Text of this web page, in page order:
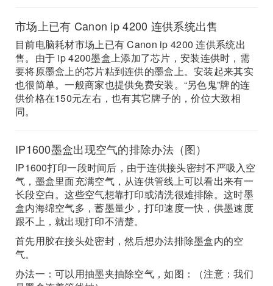
市场上已有 Canon ip 4200 连供系统出售
目前电脑耗材市场上已有 Canon ip 4200 连供系统出
售。由于 ip 4200墨盒上添加了芯片，安装连供时，需
要将原墨盒上的芯片粘到连供的墨盒上。安装起来其实
也很简单。一般商家也提供免费安装。“另色鬼”牌的连
供价格在150元左右，也有其它牌子的，价位大致相
同。
IP1600墨盒出现空气的排除办法（图）
IP1600打印一段时间后，由于连供接头密封不严吸入空
气，墨盒里面充满空气，从连供管线上可以看出来有一
长段空白。这些空气想靠打印或清洗很难排除。这时墨
盒内海绵空气多，蓄墨量少，打印速度一快，供墨速度
跟不上，就出现打印不清楚。
首先用胶在接头处密封，然后想办法排除墨盒内的空
气。
办法一：可以用抽墨夹抽除空气，如图：（注意：我们